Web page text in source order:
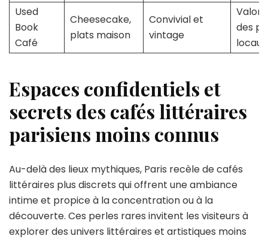
Used
Book
Café
Cheesecake,
plats maison
Convivial et
vintage
des
locaux
Espaces confidentiels et
secrets des cafés littéraires
parisiens moins connus
Au-delà des lieux mythiques, Paris recèle de cafés
littéraires plus discrets qui offrent une ambiance
intime et propice à la concentration ou à la
découverte. Ces perles rares invitent les visiteurs à
explorer des univers littéraires et artistiques moins